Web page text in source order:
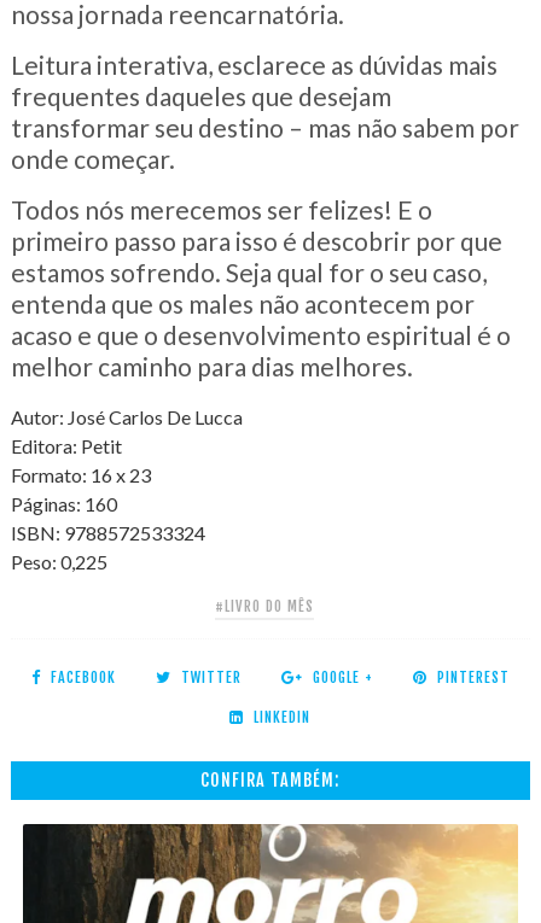
nossa jornada reencarnatória.
Leitura interativa, esclarece as dúvidas mais
frequentes daqueles que desejam
transformar seu destino – mas não sabem por
onde começar.
Todos nós merecemos ser felizes! E o
primeiro passo para isso é descobrir por que
estamos sofrendo. Seja qual for o seu caso,
entenda que os males não acontecem por
acaso e que o desenvolvimento espiritual é o
melhor caminho para dias melhores.
Autor: José Carlos De Lucca
Editora: Petit
Formato: 16 x 23
Páginas: 160
ISBN: 9788572533324
Peso: 0,225
#LIVRO DO MÊS
FACEBOOK TWITTER GOOGLE + PINTEREST
LINKEDIN
CONFIRA TAMBÉM: